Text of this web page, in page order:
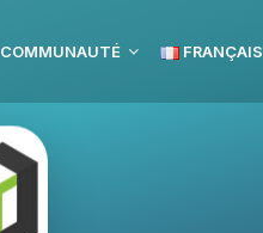
COMMUNAUTÉ FRANÇAIS